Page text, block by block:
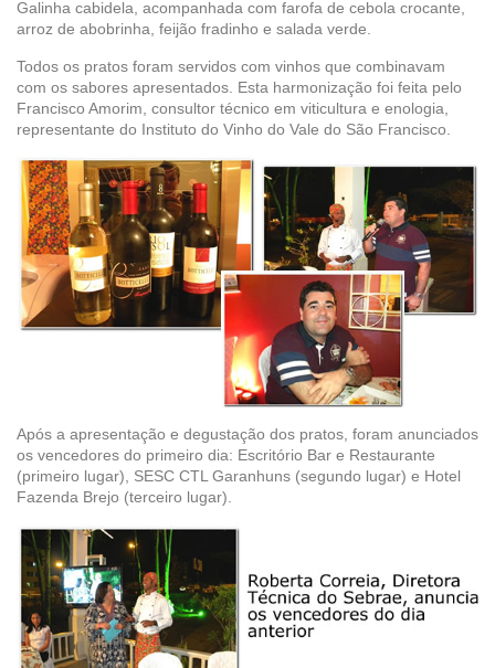
Galinha cabidela, acompanhada com farofa de cebola crocante,
arroz de abobrinha, feijão fradinho e salada verde.
Todos os pratos foram servidos com vinhos que combinavam
com os sabores apresentados. Esta harmonização foi feita pelo
Francisco Amorim, consultor técnico em viticultura e enologia,
representante do Instituto do Vinho do Vale do São Francisco.
Após a apresentação e degustação dos pratos, foram anunciados
os vencedores do primeiro dia: Escritório Bar e Restaurante
(primeiro lugar), SESC CTL Garanhuns (segundo lugar) e Hotel
Fazenda Brejo (terceiro lugar).